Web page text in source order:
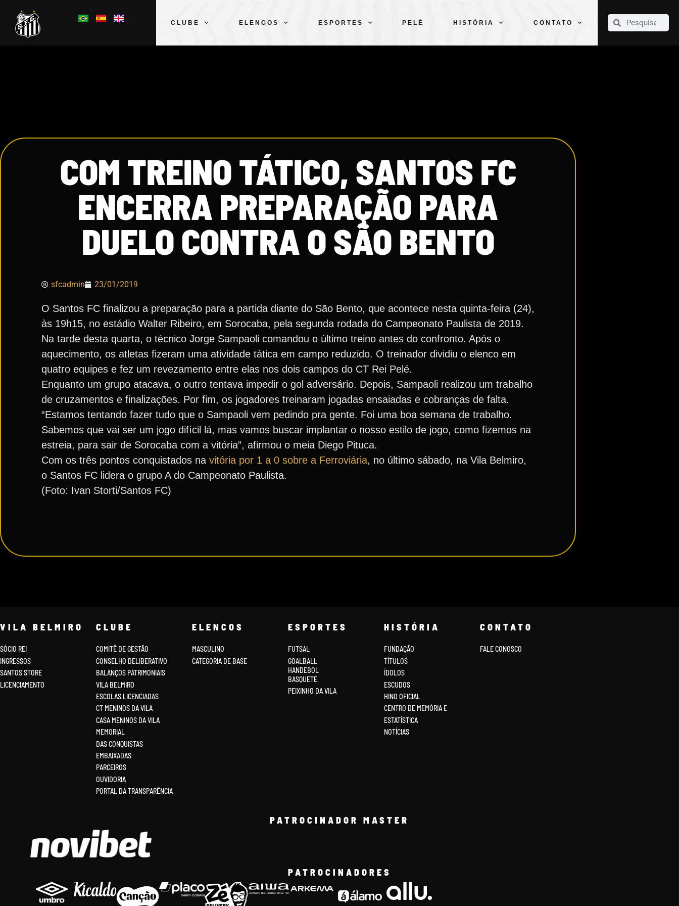
CLUBE ELENCOS ESPORTES PELÉ HISTÓRIA CONTATO
CLUBE
COM TREINO TÁTICO, SANTOS FC
ENCERRA PREPARAÇÃO PARA
DUELO CONTRA O SÃO BENTO
sfcadmin 23/01/2019
O Santos FC finalizou a preparação para a partida diante do São Bento, que acontece nesta quinta-feira (24),
às 19h15, no estádio Walter Ribeiro, em Sorocaba, pela segunda rodada do Campeonato Paulista de 2019.
Na tarde desta quarta, o técnico Jorge Sampaoli comandou o último treino antes do confronto. Após o
aquecimento, os atletas fizeram uma atividade tática em campo reduzido. O treinador dividiu o elenco em
quatro equipes e fez um revezamento entre elas nos dois campos do CT Rei Pelé.
Enquanto um grupo atacava, o outro tentava impedir o gol adversário. Depois, Sampaoli realizou um trabalho
de cruzamentos e finalizações. Por fim, os jogadores treinaram jogadas ensaiadas e cobranças de falta.
“Estamos tentando fazer tudo que o Sampaoli vem pedindo pra gente. Foi uma boa semana de trabalho.
Sabemos que vai ser um jogo difícil lá, mas vamos buscar implantar o nosso estilo de jogo, como fizemos na
estreia, para sair de Sorocaba com a vitória”, afirmou o meia Diego Pituca.
Com os três pontos conquistados na vitória por 1 a 0 sobre a Ferroviária, no último sábado, na Vila Belmiro,
o Santos FC lidera o grupo A do Campeonato Paulista.
(Foto: Ivan Storti/Santos FC)
VILA BELMIRO
SÓCIO REI
INGRESSOS
SANTOS STORE
LICENCIAMENTO
CLUBE
COMITÊ DE GESTÃO
CONSELHO DELIBERATIVO
BALANÇOS PATRIMONIAIS
VILA BELMIRO
ESCOLAS LICENCIADAS
CT MENINOS DA VILA
CASA MENINOS DA VILA
MEMORIAL
DAS CONQUISTAS
EMBAIXADAS
PARCEIROS
OUVIDORIA
PORTAL DA TRANSPARÊNCIA
ELENCOS
MASCULINO
CATEGORIA DE BASE
ESPORTES
FUTSAL
GOALBALL
HANDEBOL
BASQUETE
PEIXINHO DA VILA
HISTÓRIA
FUNDAÇÃO
TÍTULOS
ÍDOLOS
ESCUDOS
HINO OFICIAL
CENTRO DE MEMÓRIA E
ESTATÍSTICA
NOTÍCIAS
CONTATO
FALE CONOSCO
PATROCINADOR MASTER
PATROCINADORES